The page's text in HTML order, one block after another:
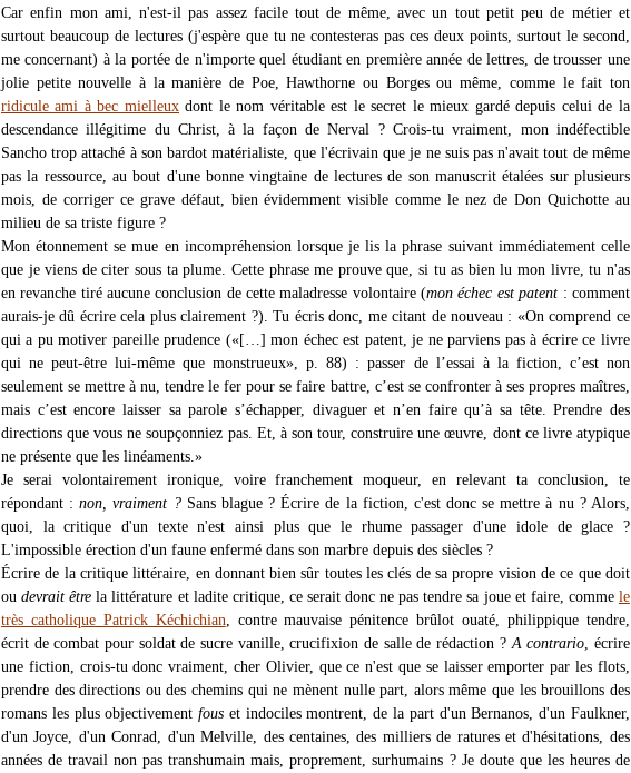
Car enfin mon ami, n'est-il pas assez facile tout de même, avec un tout petit peu de métier et
surtout beaucoup de lectures (j'espère que tu ne contesteras pas ces deux points, surtout le second,
me concernant) à la portée de n'importe quel étudiant en première année de lettres, de trousser une
jolie petite nouvelle à la manière de Poe, Hawthorne ou Borges ou même, comme le fait ton
ridicule ami à bec mielleuxdont le nom véritable est le secret le mieux gardé depuis celui de la
descendance illégitime du Christ, à la façon de Nerval ? Crois-tu vraiment, mon indéfectible
Sancho trop attaché à son bardot matérialiste, que l'écrivain que je ne suis pas n'avait tout de même
pas la ressource, au bout d'une bonne vingtaine de lectures de son manuscrit étalées sur plusieurs
mois, de corriger ce grave défaut, bien évidemment visible comme le nez de Don Quichotte au
milieu de sa triste figure ?
Mon étonnement se mue en incompréhension lorsque je lis la phrase suivant immédiatement celle
que je viens de citer sous ta plume. Cette phrase me prouve que, si tu as bien lu mon livre, tu n'as
en revanche tiré aucune conclusion de cette maladresse volontaire (mon échec est patent : comment
aurais-je dû écrire cela plus clairement ?). Tu écris donc, me citant de nouveau : «On comprend ce
qui a pu motiver pareille prudence («[…] mon échec est patent, je ne parviens pas à écrire ce livre
qui ne peut-être lui-même que monstrueux», p. 88) : passer de l’essai à la fiction, c’est non
seulement se mettre à nu, tendre le fer pour se faire battre, c’est se confronter à ses propres maîtres,
mais c’est encore laisser sa parole s’échapper, divaguer et n’en faire qu’à sa tête. Prendre des
directions que vous ne soupçonniez pas. Et, à son tour, construire une œuvre, dont ce livre atypique
ne présente que les linéaments.»
Je serai volontairement ironique, voire franchement moqueur, en relevant ta conclusion, te
répondant :non, vraiment ?Sans blague ? Écrire de la fiction, c'est donc se mettre à nu ? Alors,
quoi, la critique d'un texte n'est ainsi plus que le rhume passager d'une idole de glace ?
L'impossible érection d'un faune enfermé dans son marbre depuis des siècles ?
Écrire de la critique littéraire, en donnant bien sûr toutes les clés de sa propre vision de ce que doit
oudevrait être la littérature et ladite critique, ce serait donc ne pas tendre sa joue et faire, comme le
très catholique Patrick Kéchichian , contre mauvaise pénitence brûlot ouaté, philippique tendre,
écrit de combat pour soldat de sucre vanille, crucifixion de salle de rédaction ? A contrario , écrire
une fiction, crois-tu donc vraiment, cher Olivier, que ce n'est que se laisser emporter par les flots,
prendre des directions ou des chemins qui ne mènent nulle part, alors même que les brouillons des
romans les plus objectivementfous et indociles montrent, de la part d'un Bernanos, d'un Faulkner,
d'un Joyce, d'un Conrad, d'un Melville, des centaines, des milliers de ratures et d'hésitations, des
années de travail non pas transhumain mais, proprement, surhumains ? Je doute que les heures de